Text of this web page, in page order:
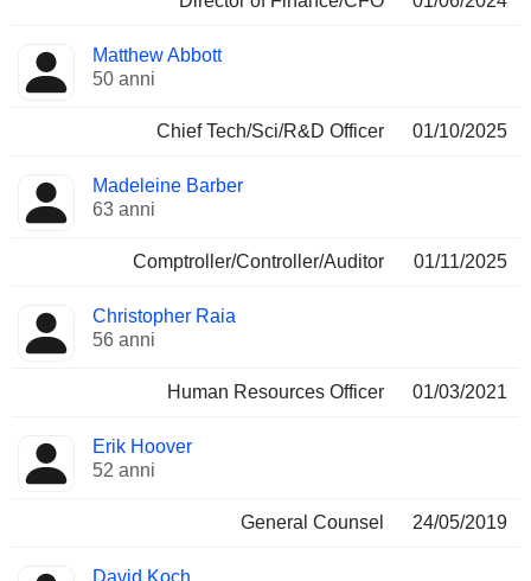
Matthew Abbott
50 anni
Chief Tech/Sci/R&D Officer 01/10/2025
Madeleine Barber
63 anni
Comptroller/Controller/Auditor 01/11/2025
Christopher Raia
56 anni
Human Resources Officer 01/03/2021
Erik Hoover
52 anni
General Counsel 24/05/2019
David Koch